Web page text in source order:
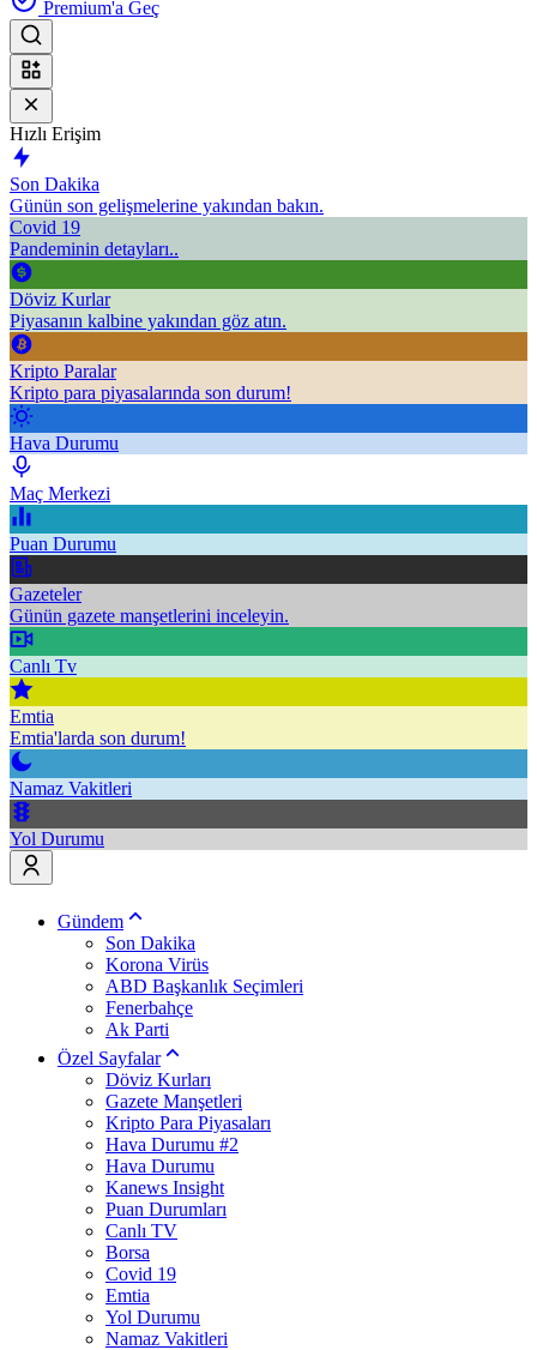
Premium'a Geç
Hızlı Erişim
Son Dakika
Günün son gelişmelerine yakından bakın.
Covid 19
Pandeminin detayları..
Döviz Kurlar
Piyasanın kalbine yakından göz atın.
Kripto Paralar
Kripto para piyasalarında son durum!
Hava Durumu
Maç Merkezi
Puan Durumu
Gazeteler
Günün gazete manşetlerini inceleyin.
Canlı Tv
Emtia
Emtia'larda son durum!
Namaz Vakitleri
Yol Durumu
Gündem
Son Dakika
Korona Virüs
ABD Başkanlık Seçimleri
Fenerbahçe
Ak Parti
Özel Sayfalar
Döviz Kurları
Gazete Manşetleri
Kripto Para Piyasaları
Hava Durumu #2
Hava Durumu
Kanews Insight
Puan Durumları
Canlı TV
Borsa
Covid 19
Emtia
Yol Durumu
Namaz Vakitleri